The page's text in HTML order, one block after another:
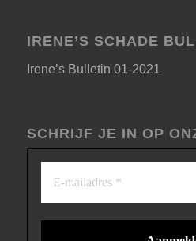
IRENE’S SCHADE
Irene’s Bulletin 01-2021
SCHRIJF JE IN OP